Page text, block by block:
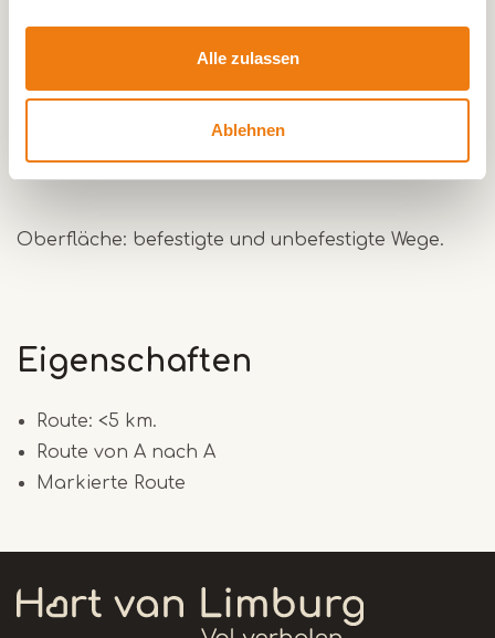
Alle zulassen
Ablehnen
größte Teil dieses vielseitigen Gebiets besteht aus
Oberfläche: befestigte und unbefestigte Wege.
Eigenschaften
Route: <5 km.
Route von A nach A
Markierte Route